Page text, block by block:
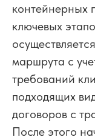
контейнерных
ключевых
маршрута с
требований
подходящих
договоров с
После этого